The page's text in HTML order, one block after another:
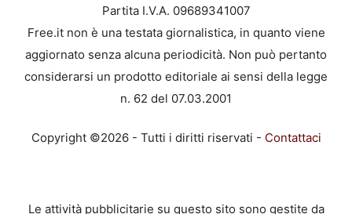
Partita I.V.A. 09689341007
Free.it non è una testata giornalistica, in quanto viene
aggiornato senza alcuna periodicità. Non può pertanto
considerarsi un prodotto editoriale ai sensi della legge
n. 62 del 07.03.2001
Copyright ©2026 - Tutti i diritti riservati - Contattaci
Le attività pubblicitarie su questo sito sono gestite da